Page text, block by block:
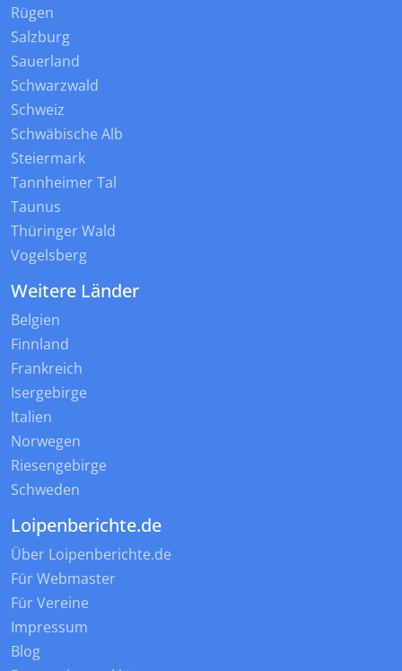
Rügen
Salzburg
Sauerland
Schwarzwald
Schweiz
Schwäbische Alb
Steiermark
Tannheimer Tal
Taunus
Thüringer Wald
Vogelsberg
Weitere Länder
Belgien
Finnland
Frankreich
Isergebirge
Italien
Norwegen
Riesengebirge
Schweden
Loipenberichte.de
Über Loipenberichte.de
Für Webmaster
Für Vereine
Impressum
Blog